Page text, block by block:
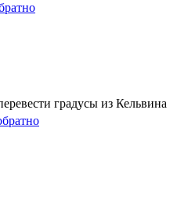
градусы из